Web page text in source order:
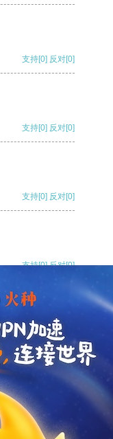
支持[0] 反对[0]
支持[0] 反对[0]
支持[0] 反对[0]
支持[0] 反对[0]
支持[0] 反对
支持